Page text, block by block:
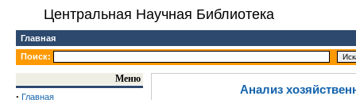
Центральная Научная Библиотека
Главная
Поиск:
Меню
· Главная
Анализ